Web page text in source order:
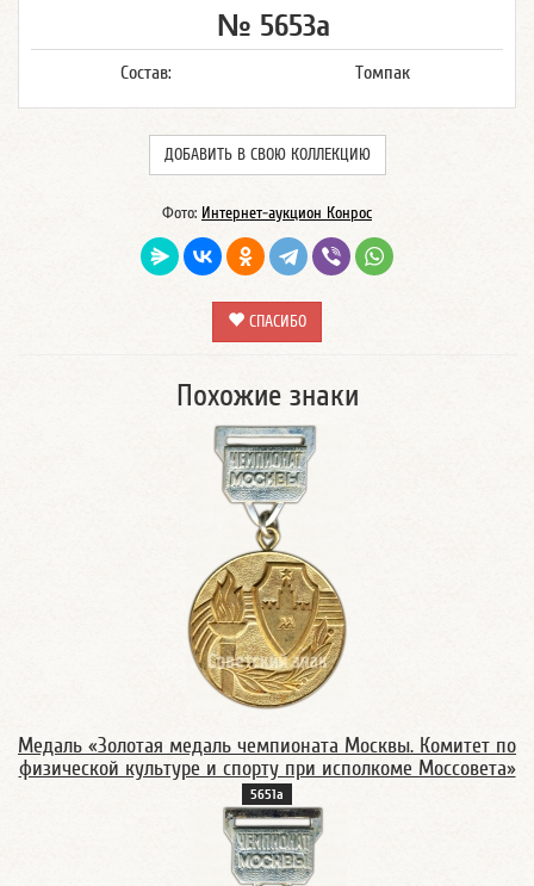
№ 5653а
Состав: Томпак
ДОБАВИТЬ В СВОЮ КОЛЛЕКЦИЮ
Фото: Интернет-аукцион Конрос
СПАСИБО
Похожие знаки
Медаль «Золотая медаль чемпионата Москвы. Комитет по
физической культуре и спорту при исполкоме Моссовета»
5651а